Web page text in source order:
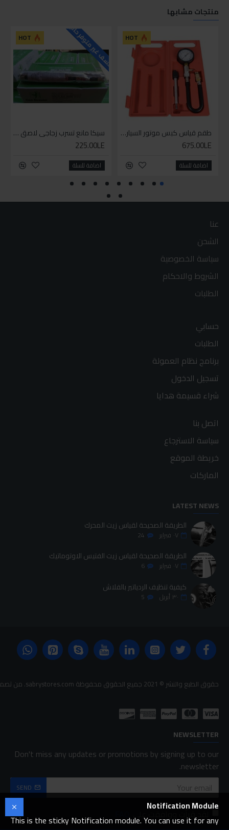
منتجات مشابها
HOT
طقم قياس كبس موتور السياره 3 ق
675.00LE
اضافة للسلة
HOT للاسف غير متوفر حاليا
سيكا مانع تسرب زجاجي لاصق اسود 600 مل
225.00LE
اضافة للسلة
عنا
الشحن
سياسة الخصوصية
الشروط والاحكام
الطلبات
حسابي
الطلبات
برنامج نظام العمولة
تسجيل الدخول
شراء قسيمة هدايا
اتصل بنا
سياسة الاسترجاع
خريطة الموقع
الماركات
LATEST NEWS
الطريقة الصحيحة لقياس زيت المحرك
٠٧ فبراير 24
الطريقة الصحيحة لقياس زيت الفتيس الاوتوماتيك
٠٧ فبراير 6
كيفية تنظيف الردياتير بالفلاش
٣٠ أبريل 5
حقوق الطبع والنشر © 2021 جميع الحقوق محفوظة sabrystores.com. من تصميم-
NEWSLETTER
Don't miss any updates or promotions by signing up to our
newsletter.
SEND
لقد قرأت ووافقت على FAQ
Notification Module
This is the sticky Notification module. You can use it for any